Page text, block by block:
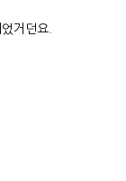
거던요.